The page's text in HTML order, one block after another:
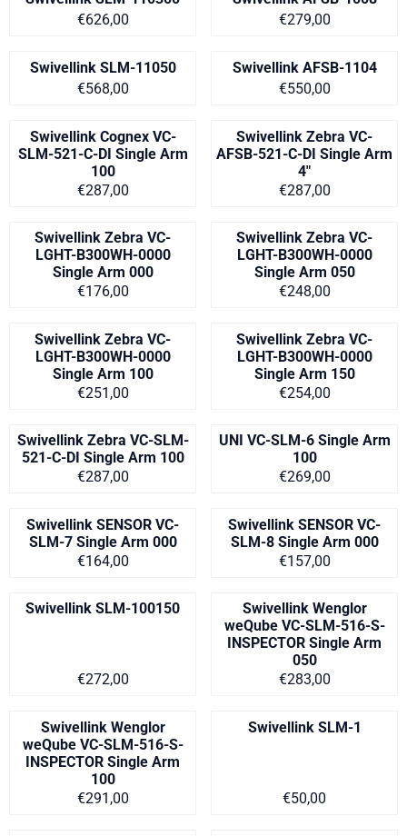
Prijs: 626,00
€626,00
Prijs: 279,00
€279,00
Swivellink SLM-11050
Prijs: 568,00
€568,00
Swivellink AFSB-1104
Prijs: 550,00
€550,00
Swivellink Cognex VC-
SLM-521-C-DI Single Arm
100
Prijs op aanvraag
€287,00
Swivellink Zebra VC-
AFSB-521-C-DI Single Arm
4"
Prijs op
€287,00
Swivellink Zebra VC-
LGHT-B300WH-0000
Single Arm 000
Prijs op aanvraag
€176,00
Swivellink Zebra VC-
LGHT-B300WH-0000
Single Arm 050
Prijs op
€248,00
Swivellink Zebra VC-
LGHT-B300WH-0000
Single Arm 100
Prijs op aanvraag
€251,00
Swivellink Zebra VC-
LGHT-B300WH-0000
Single Arm 150
Prijs op
€254,00
Swivellink Zebra VC-SLM-
521-C-DI Single Arm 100
Prijs op aanvraag
€287,00
UNI VC-SLM-6 Single Arm
100
Prijs op
€269,00
Swivellink SENSOR VC-
SLM-7 Single Arm 000
Prijs op aanvraag
€164,00
Swivellink SENSOR VC-
SLM-8 Single Arm 000
Prijs op
€157,00
Swivellink SLM-100150
Prijs: 272,00
€272,00
Swivellink Wenglor
weQube VC-SLM-516-S-
INSPECTOR Single Arm
050
Prijs op
€283,00
Swivellink Wenglor
weQube VC-SLM-516-S-
INSPECTOR Single Arm
100
Prijs op aanvraag
€291,00
Swivellink SLM-1
Prijs op
€50,00